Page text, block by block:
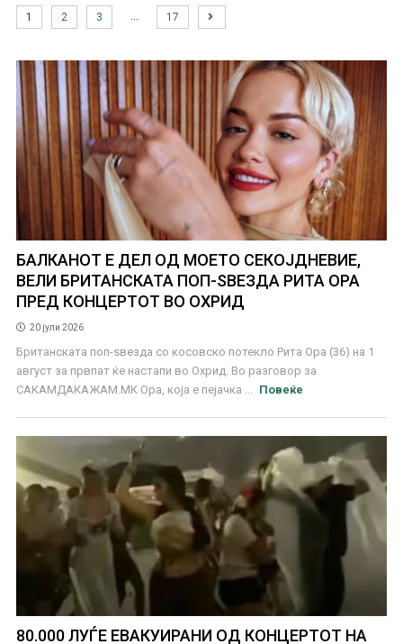
1 2 3 17
БАЛКАНОТ Е ДЕЛ ОД МОЕТО СЕКОЈДНЕВИЕ,
ВЕЛИ БРИТАНСКАТА ПОП-ЅВЕЗДА РИТА ОРА
ПРЕД КОНЦЕРТОТ ВО ОХРИД
20 јули 2026
Британската поп-ѕвезда со косовско потекло Рита Ора (36) на 1
август за првпат ќе настапи во Охрид. Во разговор за
САКАМДАКАЖАМ.МК Ора, која е пејачка ...
Повеќе
80.000 ЛУЃЕ ЕВАКУИРАНИ ОД КОНЦЕРТОТ НА